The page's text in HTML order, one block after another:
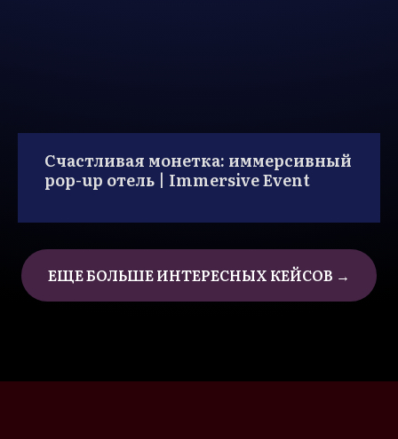
Счастливая монетка: иммерсивный
pop-up отель | Immersive Event
ЕЩЕ БОЛЬШЕ ИНТЕРЕСНЫХ КЕЙСОВ →